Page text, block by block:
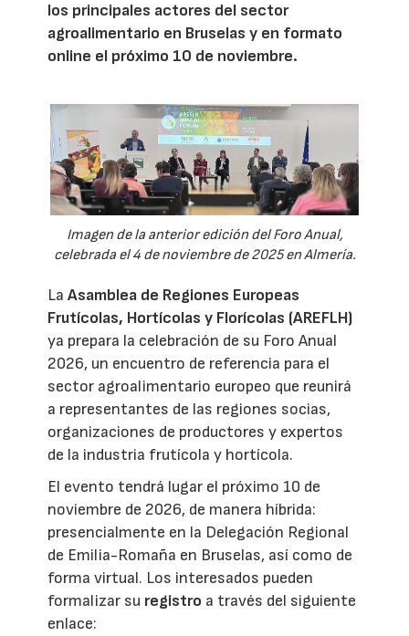
los principales actores del sector
agroalimentario en Bruselas y en formato
online el próximo 10 de noviembre.
Imagen de la anterior edición del Foro Anual,
celebrada el 4 de noviembre de 2025 en Almería.
LaAsamblea de Regiones Europeas
Frutícolas, Hortícolas y Florícolas (AREFLH)
ya prepara la celebración de su Foro Anual
2026, un encuentro de referencia para el
sector agroalimentario europeo que reunirá
a representantes de las regiones socias,
organizaciones de productores y expertos
de la industria frutícola y hortícola.
El evento tendrá lugar el próximo 10 de
noviembre de 2026, de manera híbrida:
presencialmente en la Delegación Regional
de Emilia-Romaña en Bruselas, así como de
forma virtual. Los interesados pueden
formalizar su registro a través del siguiente
enlace: